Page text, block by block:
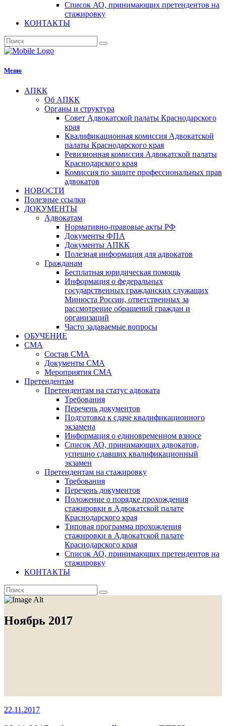
Список АО, принимающих претендентов на
стажировку
КОНТАКТЫ
Меню
АПКК
Об АПКК
Органы и структура
Совет Адвокатской палаты Краснодарского
края
Квалификационная комиссия Адвокатской
палаты Краснодарского края
Ревизионная комиссия Адвокатской палаты
Краснодарского края
Комиссия по защите профессиональных прав
адвокатов
НОВОСТИ
Полезные ссылки
ДОКУМЕНТЫ
Адвокатам
Нормативно-правовые акты РФ
Документы ФПА
Документы АПКК
Полезная информация для адвокатов
Гражданам
Бесплатная юридическая помощь
Информация о федеральных
государственных гражданских служащих
Минюста России, ответственных за
рассмотрение обращений граждан и
организаций
Часто задаваемые вопросы
ОБУЧЕНИЕ
СМА
Состав СМА
Документы СМА
Мероприятия СМА
Претендентам
Претендентам на статус адвоката
Требования
Перечень документов
Подготовка к сдаче квалификационного
экзамена
Информация о единовременном взносе
Список АО, принимающих адвокатов,
успешно сдавших квалификационный
экзамен
Претендентам на стажировку
Требования
Перечень документов
Положение о порядке прохождения
стажировки в Адвокатской палате
Краснодарского края
Типовая программа прохождения
стажировки в Адвокатской палате
Краснодарского края
Список АО, принимающих претендентов на
стажировку
КОНТАКТЫ
Ноябрь 2017
22.11.2017